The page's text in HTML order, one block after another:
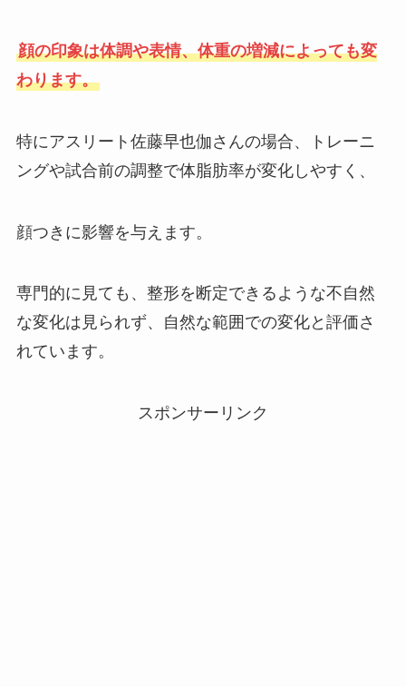
顔の印象は体調や表情、体重の増減によっても変
わります。
特にアスリート佐藤早也伽さんの場合、トレーニ
ングや試合前の調整で体脂肪率が変化しやすく、
顔つきに影響を与えます。
専門的に見ても、整形を断定できるような不自然
な変化は見られず、自然な範囲での変化と評価さ
れています。
スポンサーリンク